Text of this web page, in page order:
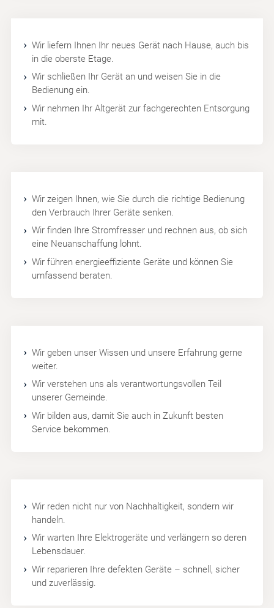
Wir liefern Ihnen Ihr neues Gerät nach Hause, auch bis
in die oberste Etage.
Wir schließen Ihr Gerät an und weisen Sie in die
Bedienung ein.
Wir nehmen Ihr Altgerät zur fachgerechten Entsorgung
mit.
Wir zeigen Ihnen, wie Sie durch die richtige Bedienung
den Verbrauch Ihrer Geräte senken.
Wir finden Ihre Stromfresser und rechnen aus, ob sich
eine Neuanschaffung lohnt.
Wir führen energieeffiziente Geräte und können Sie
umfassend beraten.
Wir geben unser Wissen und unsere Erfahrung gerne
weiter.
Wir verstehen uns als verantwortungsvollen Teil
unserer Gemeinde.
Wir bilden aus, damit Sie auch in Zukunft besten
Service bekommen.
Wir reden nicht nur von Nachhaltigkeit, sondern wir
handeln.
Wir warten Ihre Elektrogeräte und verlängern so deren
Lebensdauer.
Wir reparieren Ihre defekten Geräte – schnell, sicher
und zuverlässig.